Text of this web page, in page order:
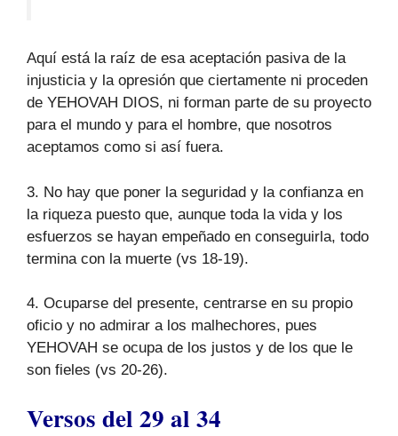
Aquí está la raíz de esa aceptación pasiva de la
injusticia y la opresión que ciertamente ni proceden
de YEHOVAH DIOS, ni forman parte de su proyecto
para el mundo y para el hombre, que nosotros
aceptamos como si así fuera.
3. No hay que poner la seguridad y la confianza en
la riqueza puesto que, aunque toda la vida y los
esfuerzos se hayan empeñado en conseguirla, todo
termina con la muerte (vs 18-19).
4. Ocuparse del presente, centrarse en su propio
oficio y no admirar a los malhechores, pues
YEHOVAH se ocupa de los justos y de los que le
son fieles (vs 20-26).
Versos del 29 al 34